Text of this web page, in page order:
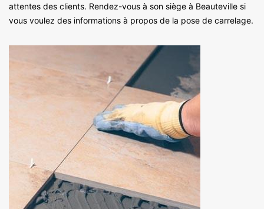
attentes des clients. Rendez-vous à son siège à Beauteville si
vous voulez des informations à propos de la pose de carrelage.